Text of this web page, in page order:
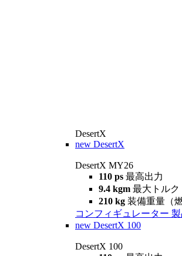
DesertX
new DesertX
DesertX MY26
110 ps 最高出力
9.4 kgm 最大トルク
210 kg 装備重量（
コンフィギュレーター
new DesertX 100
DesertX 100